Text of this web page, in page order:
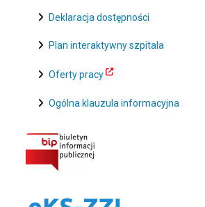
Deklaracja dostępności
Plan interaktywny szpitala
Oferty pracy
Ogólna klauzula informacyjna